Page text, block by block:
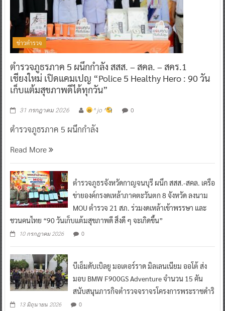
ข่าวตำรวจ
ตำรวจภูธรภาค 5 ผนึกกำลัง สสส. – สคล. – สคร.1
เชียงใหม่ เปิดแคมเปญ “Police 5 Healthy Hero : 90 วัน
เก็บแต้มสุขภาพดีได้ทุกวัน”
31 กรกฎาคม 2026 ^ jo ^ 0
ตำรวจภูธรภาค 5 ผนึกกำลัง
Read More
ตำรวจภูธรจังหวัดกาญจนบุรี ผนึก สสส.-สคล. เครือ
ข่ายองค์กรงดเหล้าภาคตะวันตก 8 จังหวัด ลงนาม
MOU ตำรวจ 21 สภ. ร่วมงดเหล้าเข้าพรรษา และ
ชวนคนไทย “90 วันเก็บแต้มสุขภาพดี สิ่งดี ๆ จะเกิดขึ้น”
10 กรกฎาคม 2026 0
บีเอ็มดับเบิลยู มอเตอร์ราด มิลเลนเนียม ออโต้ ส่ง
มอบ BMW F900GS Adventure จำนวน 15 คัน
สนับสนุนภารกิจตำรวจจราจรโครงการพระราชดำริ
13 มิถุนายน 2026 0